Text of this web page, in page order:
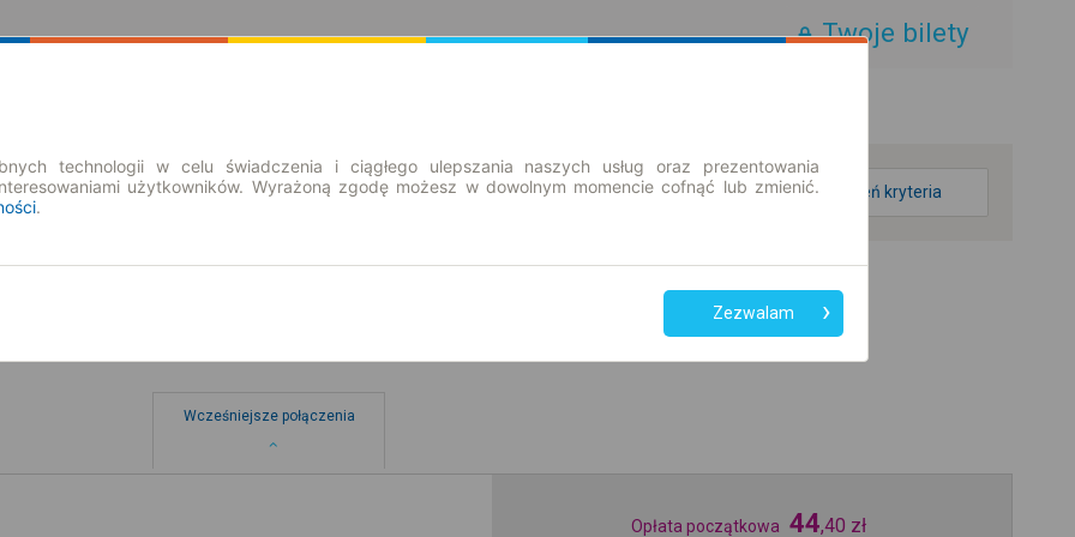
Twoje bilety
zmień kryteria
Wcześniejsze połączenia
Opłata początkowa 44,40 zł
technologii w celu świadczenia i ciągłego ulepszania naszych usług oraz prezentowania
użytkowników. Wyrażoną zgodę możesz w dowolnym momencie cofnąć lub zmienić.
.
Zezwalam